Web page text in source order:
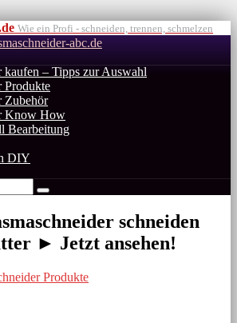
Wie ein Profi - schneiden, trennen, schmelzen
abc.de
kaufen – Tipps zur Auswahl
Produkte
Zubehör
Know How
Bearbeitung
DIY
schneiden
► Jetzt ansehen!
Produkte